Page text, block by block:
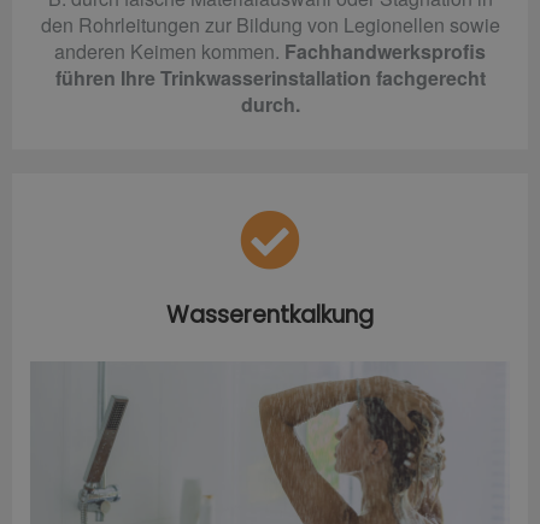
den Rohrleitungen zur Bildung von Legionellen sowie
anderen Keimen kommen. Fachhandwerksprofis
führen Ihre Trinkwasserinstallation fachgerecht
durch.
Wasserentkalkung